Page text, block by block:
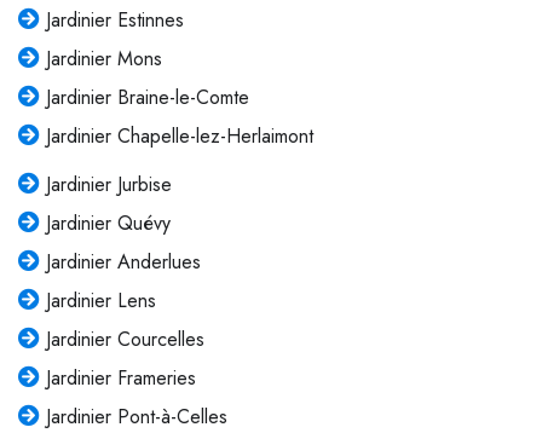
Jardinier Estinnes
Jardinier Mons
Jardinier Braine-le-Comte
Jardinier Chapelle-lez-Herlaimont
Jardinier Jurbise
Jardinier Quévy
Jardinier Anderlues
Jardinier Lens
Jardinier Courcelles
Jardinier Frameries
Jardinier Pont-à-Celles